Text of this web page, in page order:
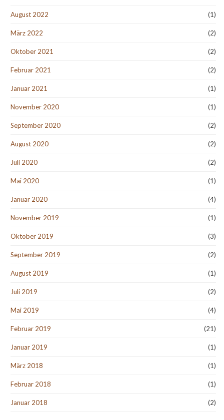
August 2022 (1)
März 2022 (2)
Oktober 2021 (2)
Februar 2021 (2)
Januar 2021 (1)
November 2020 (1)
September 2020 (2)
August 2020 (2)
Juli 2020 (2)
Mai 2020 (1)
Januar 2020 (4)
November 2019 (1)
Oktober 2019 (3)
September 2019 (2)
August 2019 (1)
Juli 2019 (2)
Mai 2019 (4)
Februar 2019 (21)
Januar 2019 (1)
März 2018 (1)
Februar 2018 (1)
Januar 2018 (2)